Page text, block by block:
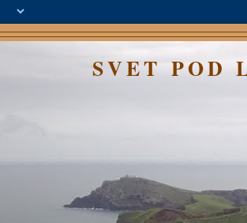
SVET